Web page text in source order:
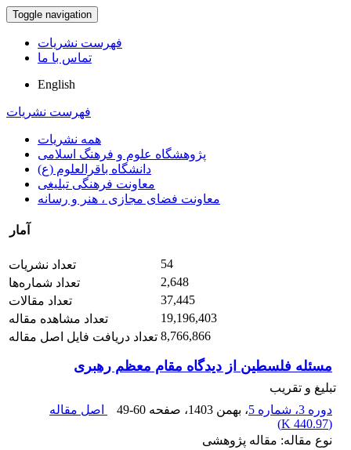
Toggle navigation
فهرست نشریات
تماس با ما
English
فهرست نشریات
همه نشریات
پژوهشگاه علوم و فرهنگ اسلامی
دانشگاه باقرالعلوم (ع)
معاونت فرهنگی تبلیغی
معاونت فضای مجازی ، هنر و رسانه
آمار
تعداد نشریات
54
تعداد شماره‌ها
2,648
تعداد مقالات
37,445
تعداد مشاهده مقاله
19,196,403
تعداد دریافت فایل اصل مقاله 8,766,866
مسئله فلسطین از دیدگاه مقام معظم رهبری
تبلیغ و تقریب
دوره 3، شماره 5
، بهمن 1403 ، صفحه 49-60
اصل مقاله
(
440.97 K
)
نوع مقاله: مقاله پژوهشی